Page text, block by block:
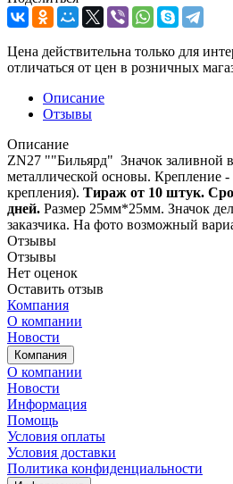
Цена действительна только для
отличаться от цен в розничных
Описание
Отзывы
Описание
ZN27 ""Бильярд" Значок заливной
металлической основы. Крепление
крепления). Тираж от 10 штук.
дней. Размер 25мм*25мм. Значок
заказчика. На фото возможный
Отзывы
Отзывы
Нет оценок
Оставить отзыв
Компания
О компании
Новости
Компания
О компании
Новости
Информация
Помощь
Условия оплаты
Условия доставки
Политика конфиденциальности